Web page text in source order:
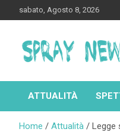
to
sabato, Agosto 8, 2026
ATTUALITÀ
Home Attualità Legge